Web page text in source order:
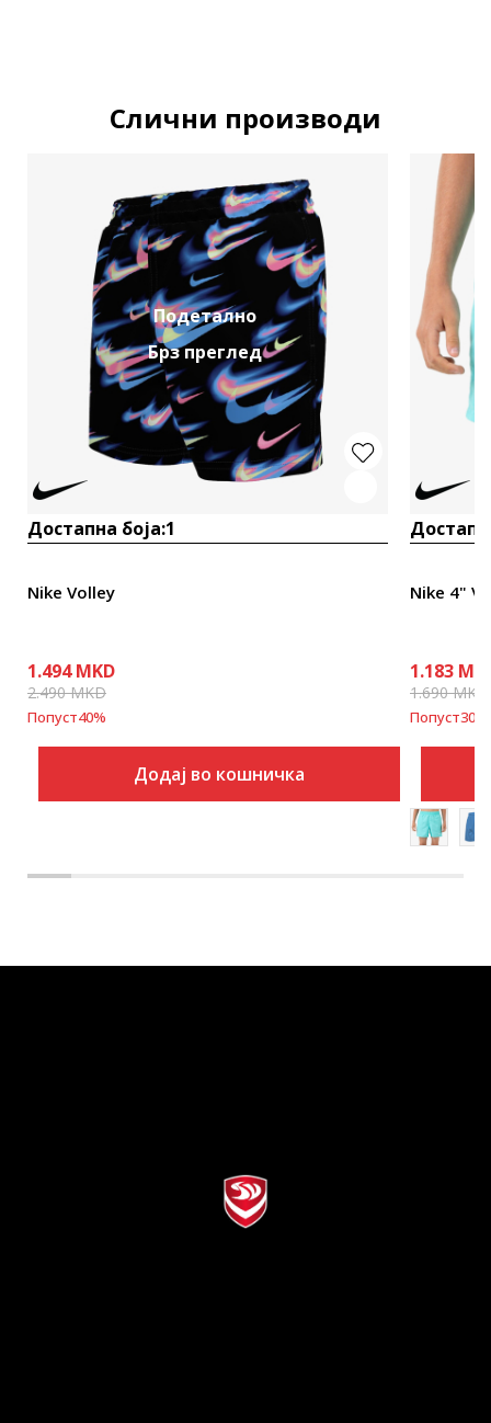
Слични производи
Подетално
Брз преглед
Достапна боја:1
Nike Volley
1.494 MKD
2.490MKD
Попуст40%
Додај во кошничка
Nike 4"
1.183
1.690MKD
Попуст30